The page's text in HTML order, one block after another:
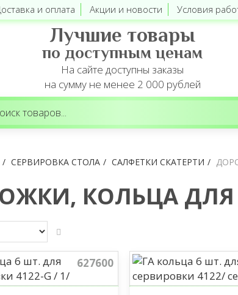
и оплата Акции и новости Условия
Лучшие товары
по доступным ценам
На сайте доступны заказы
на сумму не менее 2 000 рублей
СЕРВИРОВКА СТОЛА САЛФЕТКИ СКАТЕРТИ
КОЛЬЦА ДЛЯ
627600